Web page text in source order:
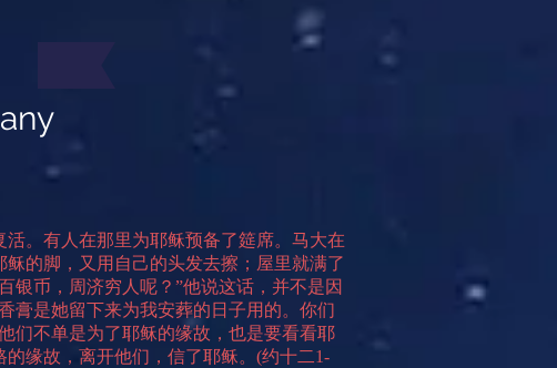
。有人在那里为耶稣预备了筵席。马大在
的脚，又用自己的头发去擦；屋里就满了
银币，周济穷人呢？”他说这话，并不是因
膏是她留下来为我安葬的日子用的。你们
们不单是为了耶稣的缘故，也是要看看耶
缘故，离开他们，信了耶稣。 (约十二1-